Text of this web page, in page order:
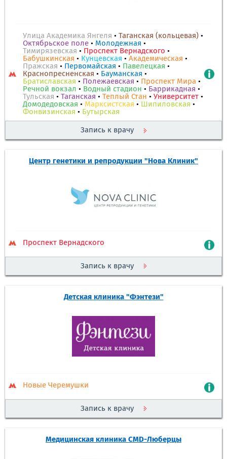
Улица Академика Янгеля • Таганская (кольцевая) •
Октябрьское поле • Молодежная •
Тимирязевская • Проспект Вернадского •
Бабушкинская • Кунцевская • Академическая •
Пражская • Первомайская • Павелецкая •
Краснопресненская • Бауманская •
Братиславская • Полежаевская • Проспект Мира •
Речной вокзал • Водный стадион • Баррикадная •
Тульская • Таганская • Теплый Стан • Университет •
Домодедовская • Марксистская • Шипиловская •
Фонвизинская • Бутырская
Запись к врачу
Центр генетики и репродукции "Нова Клиник"
Проспект Вернадского
Запись к врачу
Детская клиника "Фэнтези"
Новые Черемушки
Запись к врачу
Медицинская клиника CMD-Люберцы